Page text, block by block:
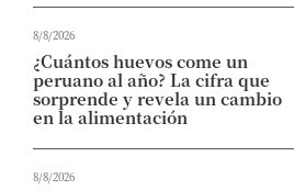
8/8/2026
¿Cuántos huevos come un
peruano al año? La cifra que
sorprende y revela un cambio
en la alimentación
8/8/2026